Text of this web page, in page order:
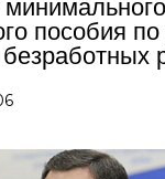
пособия по